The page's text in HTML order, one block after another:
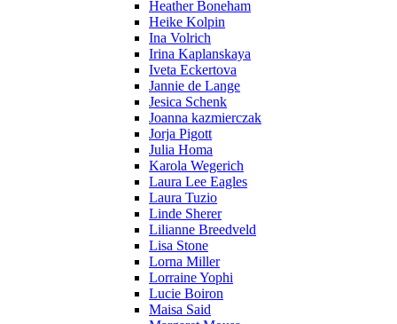
Heather Boneham
Heike Kolpin
Ina Volrich
Irina Kaplanskaya
Iveta Eckertova
Jannie de Lange
Jesica Schenk
Joanna kazmierczak
Jorja Pigott
Julia Homa
Karola Wegerich
Laura Lee Eagles
Laura Tuzio
Linde Sherer
Lilianne Breedveld
Lisa Stone
Lorna Miller
Lorraine Yophi
Lucie Boiron
Maisa Said